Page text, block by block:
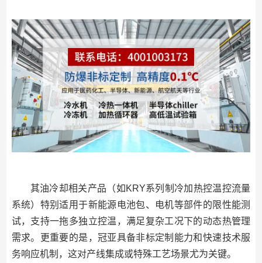
其油冷却相关产品（如KRY系列制冷加热控温控流量
系统）特别适用于新能源电池包、电机等部件的限性能测
试，支持一拖多独立控温，满足复杂工况下的动态热管理
需求。更重要的是，冠亚具备非标定制能力和快速技术服
务响应机制，这对产线集成或特殊工艺场景尤为关键。